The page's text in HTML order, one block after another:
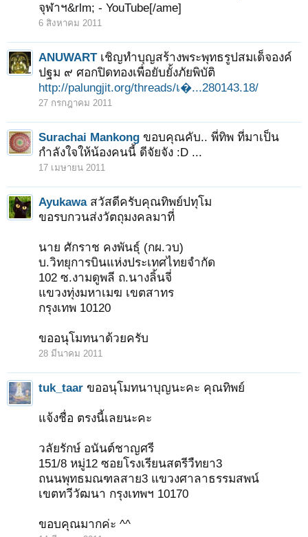
จุฬาฯ‬&rlm; - YouTube[/ame]
6 สิงหาคม 2011
ANUWART เชิญทำบุญสร้างพระพุทธรูปสมเด็จองค์
ปฐม ๙ ศอกปิดทองเพื่อยับยั้งภัยพิบัติ
http://palungjit.org/threads/เ�...280143.18/
27 กรกฎาคม 2011
Surachai Mankong ขอบคุณคับ.. พี่ทิพ ที่มาเป็น
กำลังใจให้น้องคนนี้ ดีจัยจัง :D ...
17 เมษายน 2011
Ayukawa สวัสดีครับคุณทิพย์ปทุโม
ขอรบกวนส่งวัตถุมงคลมาที่
นาย ศักราช คงพันธุ์ (กผ.วบ)
บ.วิทยุการบินแห่งประเทศไทยจำกัด
102 ซ.งามดูพลี ถ.นางลิ้นจี่
แขวงทุ่งมหาเมฆ เขตสาทร
กรุงเทพ 10120
ขออนุโมทนาด้วยครับ
28 มีนาคม 2011
tuk_taar ขออนุโมทนาบุญนะคะ คุณทิพย์
แจ้งชื่อ ตรงนี้เลยนะคะ
วลัยรักษ์ อนันต์ชาญศรี
151/8 หมู่12 ซอยโรงเรียนสตรีวืทยา3
ถนนพุทธมณฑลสาย3 แขวงศาลาธรรมสพน์
เขตทวีวัฒนา กรุงเทพฯ 10170
ขอบคุณมากค่ะ ^^